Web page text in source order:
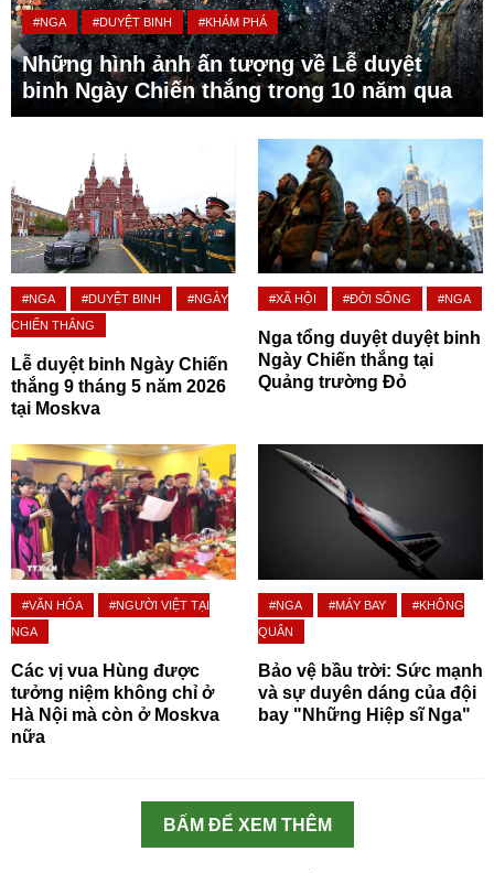
#NGA #DUYỆT BINH #KHÁM PHÁ
Những hình ảnh ấn tượng về Lễ duyệt
binh Ngày Chiến thắng trong 10 năm qua
#NGA #DUYỆT BINH
#NGÀY
CHIẾN THẮNG
Lễ duyệt binh Ngày Chiến
thắng 9 tháng 5 năm 2026
tại Moskva
#XÃ HỘI #ĐỜI SỐNG #NGA
Nga tổng duyệt duyệt binh
Ngày Chiến thắng tại
Quảng trường Đỏ
#VĂN HÓA
#NGƯỜI VIỆT TẠI
NGA
Các vị vua Hùng được
tưởng niệm không chỉ ở
Hà Nội mà còn ở Moskva
nữa
#NGA #MÁY BAY
#KHÔNG
QUÂN
Bảo vệ bầu trời: Sức mạnh
và sự duyên dáng của đội
bay "Những Hiệp sĩ Nga"
BẤM ĐỂ XEM THÊM